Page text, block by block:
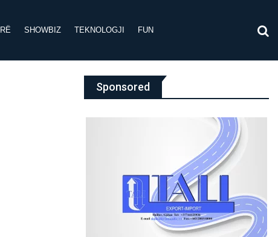
SHOWBIZ TEKNOLOGJI FUN
Sponsored